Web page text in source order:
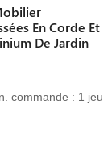
En Corde Et
De Jardin
commande : 1 jeu